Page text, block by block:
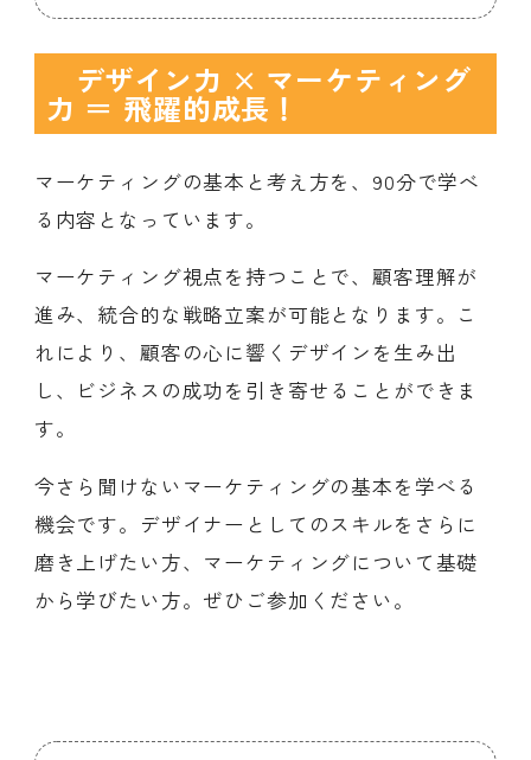
デザイン力 × マーケティング
力 ＝ 飛躍的成長！
マーケティングの基本と考え方を、90分で学べ
る内容となっています。
マーケティング視点を持つことで、顧客理解が
進み、統合的な戦略立案が可能となります。こ
れにより、顧客の心に響くデザインを生み出
し、ビジネスの成功を引き寄せることができま
す。
今さら聞けないマーケティングの基本を学べる
機会です。デザイナーとしてのスキルをさらに
磨き上げたい方、マーケティングについて基礎
から学びたい方。ぜひご参加ください。